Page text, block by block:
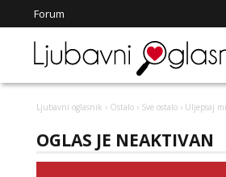
Forum
Ljubavni oglasnik › Ostalo › Sve ostalo › Uljepsaj
OGLAS JE NEAKTIVAN